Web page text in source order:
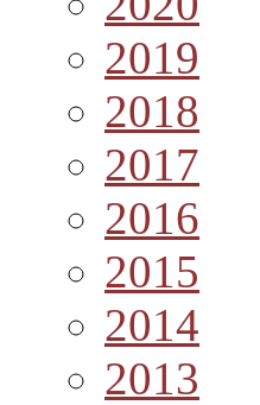
2019
2018
2017
2016
2015
2014
2013